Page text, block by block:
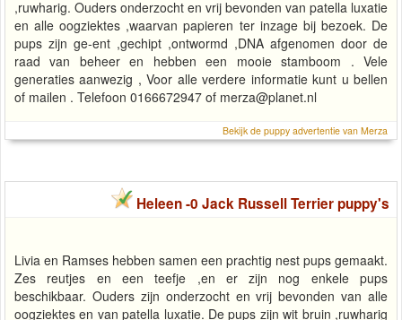
,ruwharig. Ouders onderzocht en vrij bevonden van patella luxatie
en alle oogziektes ,waarvan papieren ter inzage bij bezoek. De
pups zijn ge-ent ,gechipt ,ontwormd ,DNA afgenomen door de
raad van beheer en hebben een mooie stamboom . Vele
generaties aanwezig , Voor alle verdere informatie kunt u bellen
of mailen . Telefoon 0166672947 of merza@planet.nl
Bekijk de puppy advertentie van Merza
Heleen -0 Jack Russell Terrier puppy's
Livia en Ramses hebben samen een prachtig nest pups gemaakt.
Zes reutjes en een teefje ,en er zijn nog enkele pups
beschikbaar. Ouders zijn onderzocht en vrij bevonden van alle
oogziektes en van patella luxatie. De pups zijn wit bruin ,ruwharig